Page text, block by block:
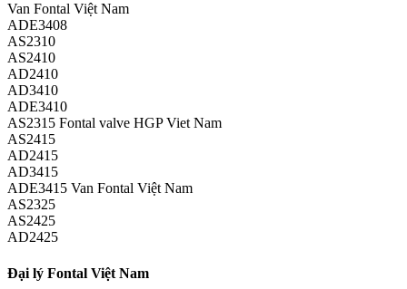
Van Fontal Việt Nam
ADE3408
AS2310
AS2410
AD2410
AD3410
ADE3410
AS2315 Fontal valve HGP Viet Nam
AS2415
AD2415
AD3415
ADE3415 Van Fontal Việt Nam
AS2325
AS2425
AD2425
Đại lý Fontal Việt Nam